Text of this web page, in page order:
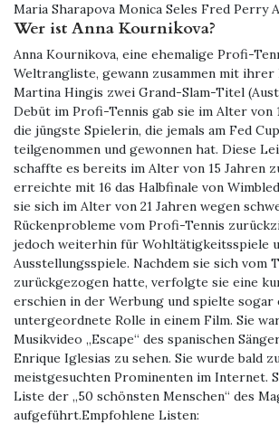
Maria Sharapova Monica Seles Fred Perry
Wer ist Anna Kournikova?
Anna Kournikova, eine ehemalige Profi-
Weltrangliste, gewann zusammen mit
Martina Hingis zwei Grand-Slam-Titel
Debüt im Profi-Tennis gab sie im Alter von
die jüngste Spielerin, die jemals am Fed
teilgenommen und gewonnen hat. Diese
schaffte es bereits im Alter von 15 Jahren
erreichte mit 16 das Halbfinale von
sie sich im Alter von 21 Jahren wegen
Rückenprobleme vom Profi-Tennis
jedoch weiterhin für Wohltätigkeitsspiele
Ausstellungsspiele. Nachdem sie sich vom
zurückgezogen hatte, verfolgte sie eine
erschien in der Werbung und spielte sogar
untergeordnete Rolle in einem Film. Sie
Musikvideo „Escape“ des spanischen
Enrique Iglesias zu sehen. Sie wurde bald
meistgesuchten Prominenten im Internet.
Liste der „50 schönsten Menschen“ des
aufgeführt.Empfohlene Listen: